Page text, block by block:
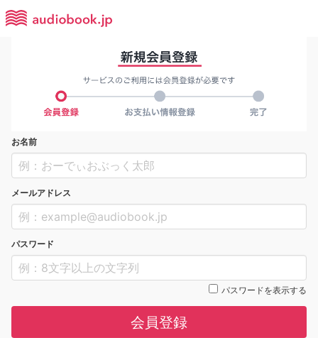
お名前
メールアドレス
パスワード
パスワードを表示する
会員登録